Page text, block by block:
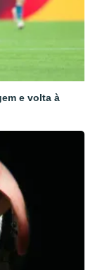
e volta à